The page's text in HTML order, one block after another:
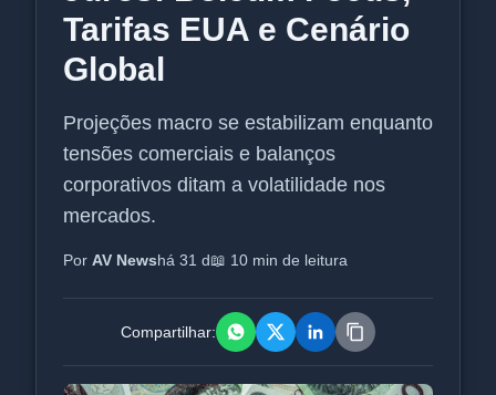
Tarifas EUA e Cenário
Global
Projeções macro se estabilizam enquanto
tensões comerciais e balanços
corporativos ditam a volatilidade nos
mercados.
Por AV Newshá 31 d📖 10 min de leitura
Compartilhar: